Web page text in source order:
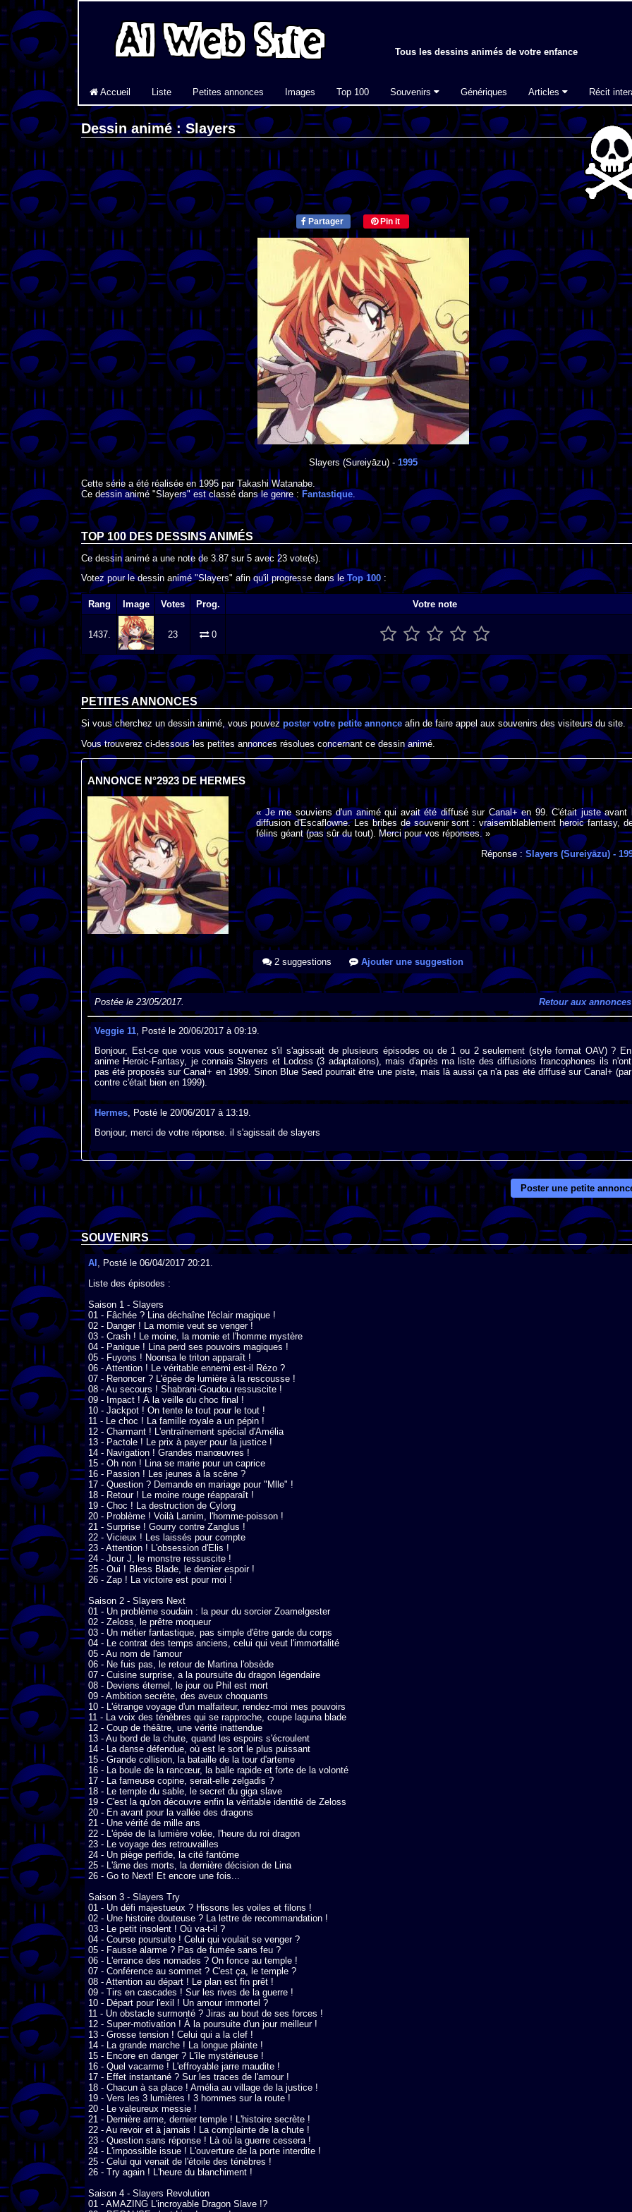
Tous les dessins animés de votre enfance
Accueil Liste Petites annonces Images Top 100 Souvenirs Génériques Articles Récit
Dessin animé : Slayers
Partager Pin it
Slayers(Sureiyāzu) - 1995
Cette série a été réalisée en 1995 par Takashi Watanabe.
Ce dessin animé "Slayers" est classé dans le genre : Fantastique.
TOP 100 DES DESSINS ANIMÉS
Ce dessin animé a une note de 3.87 sur 5 avec 23 vote(s).
Votez pour le dessin animé "Slayers" afin qu'il progresse dans le Top 100 :
Rang Image Votes Prog. Votre note
1437. 23 0
PETITES ANNONCES
Si vous cherchez un dessin animé, vous pouvez poster votre petite annonce afin de faire appel aux souvenirs des visiteurs du site.
Vous trouverez ci-dessous les petites annonces résolues concernant ce dessin animé.
ANNONCE N°2923 DE HERMES
« Je me souviens d'un animé qui avait été diffusé sur Canal+ en 99. C'était juste avant
diffusion d'Escaflowne. Les bribes de souvenir sont : vraisemblablement heroic fantasy,
félins géant (pas sûr du tout). Merci pour vos réponses. »
Réponse :Slayers (Sureiyāzu)-
2 suggestions Ajouter une suggestion
Postée le 23/05/2017. Retour aux annonces
Veggie 11, Posté le 20/06/2017 à 09:19.
Bonjour, Est-ce que vous vous souvenez s'il s'agissait de plusieurs épisodes ou de 1 ou 2 seulement (style format OAV) ? En
anime Heroic-Fantasy, je connais Slayers et Lodoss (3 adaptations), mais d'après ma liste des diffusions francophones ils n'ont
pas été proposés sur Canal+ en 1999. Sinon Blue Seed pourrait être une piste, mais là aussi ça n'a pas été diffusé sur Canal+ (par
contre c'était bien en 1999).
Hermes, Posté le 20/06/2017 à 13:19.
Bonjour, merci de votre réponse. il s'agissait de slayers
Poster une petite
SOUVENIRS
Al , Posté le 06/04/2017 20:21.
Liste des épisodes :
Saison 1 - Slayers
01 - Fâchée ? Lina déchaîne l'éclair magique !
02 - Danger ! La momie veut se venger !
03 - Crash ! Le moine, la momie et l'homme mystère
04 - Panique ! Lina perd ses pouvoirs magiques !
05 - Fuyons ! Noonsa le triton apparaît !
06 - Attention ! Le véritable ennemi est-il Rézo ?
07 - Renoncer ? L'épée de lumière à la rescousse !
08 - Au secours ! Shabrani-Goudou ressuscite !
09 - Impact ! À la veille du choc final !
10 - Jackpot ! On tente le tout pour le tout !
11 - Le choc ! La famille royale a un pépin !
12 - Charmant ! L'entraînement spécial d'Amélia
13 - Pactole ! Le prix à payer pour la justice !
14 - Navigation ! Grandes manœuvres !
15 - Oh non ! Lina se marie pour un caprice
16 - Passion ! Les jeunes à la scène ?
17 - Question ? Demande en mariage pour "Mlle" !
18 - Retour ! Le moine rouge réapparaît !
19 - Choc ! La destruction de Cylorg
20 - Problème ! Voilà Larnim, l'homme-poisson !
21 - Surprise ! Gourry contre Zanglus !
22 - Vicieux ! Les laissés pour compte
23 - Attention ! L'obsession d'Elis !
24 - Jour J, le monstre ressuscite !
25 - Oui ! Bless Blade, le dernier espoir !
26 - Zap ! La victoire est pour moi !
Saison 2 - Slayers Next
01 - Un problème soudain : la peur du sorcier Zoamelgester
02 - Zeloss, le prêtre moqueur
03 - Un métier fantastique, pas simple d'être garde du corps
04 - Le contrat des temps anciens, celui qui veut l'immortalité
05 - Au nom de l'amour
06 - Ne fuis pas, le retour de Martina l'obsède
07 - Cuisine surprise, a la poursuite du dragon légendaire
08 - Deviens éternel, le jour ou Phil est mort
09 - Ambition secrète, des aveux choquants
10 - L'étrange voyage d'un malfaiteur, rendez-moi mes pouvoirs
11 - La voix des ténèbres qui se rapproche, coupe laguna blade
12 - Coup de théâtre, une vérité inattendue
13 - Au bord de la chute, quand les espoirs s'écroulent
14 - La danse défendue, où est le sort le plus puissant
15 - Grande collision, la bataille de la tour d'arteme
16 - La boule de la rancœur, la balle rapide et forte de la volonté
17 - La fameuse copine, serait-elle zelgadis ?
18 - Le temple du sable, le secret du giga slave
19 - C'est la qu'on découvre enfin la véritable identité de Zeloss
20 - En avant pour la vallée des dragons
21 - Une vérité de mille ans
22 - L'épée de la lumière volée, l'heure du roi dragon
23 - Le voyage des retrouvailles
24 - Un piège perfide, la cité fantôme
25 - L'âme des morts, la dernière décision de Lina
26 - Go to Next! Et encore une fois...
Saison 3 - Slayers Try
01 - Un défi majestueux ? Hissons les voiles et filons !
02 - Une histoire douteuse ? La lettre de recommandation !
03 - Le petit insolent ! Où va-t-il ?
04 - Course poursuite ! Celui qui voulait se venger ?
05 - Fausse alarme ? Pas de fumée sans feu ?
06 - L'errance des nomades ? On fonce au temple !
07 - Conférence au sommet ? C'est ça, le temple ?
08 - Attention au départ ! Le plan est fin prêt !
09 - Tirs en cascades ! Sur les rives de la guerre !
10 - Départ pour l'exil ! Un amour immortel ?
11 - Un obstacle surmonté ? Jiras au bout de ses forces !
12 - Super-motivation ! À la poursuite d'un jour meilleur !
13 - Grosse tension ! Celui qui a la clef !
14 - La grande marche ! La longue plainte !
15 - Encore en danger ? L'île mystérieuse !
16 - Quel vacarme ! L'effroyable jarre maudite !
17 - Effet instantané ? Sur les traces de l'amour !
18 - Chacun à sa place ! Amélia au village de la justice !
19 - Vers les 3 lumières ! 3 hommes sur la route !
20 - Le valeureux messie !
21 - Dernière arme, dernier temple ! L'histoire secrète !
22 - Au revoir et à jamais ! La complainte de la chute !
23 - Question sans réponse ! Là où la guerre cessera !
24 - L'impossible issue ! L'ouverture de la porte interdite !
25 - Celui qui venait de l'étoile des ténèbres !
26 - Try again ! L'heure du blanchiment !
Saison 4 - Slayers Revolution
01 - AMAZING L'incroyable Dragon Slave !?